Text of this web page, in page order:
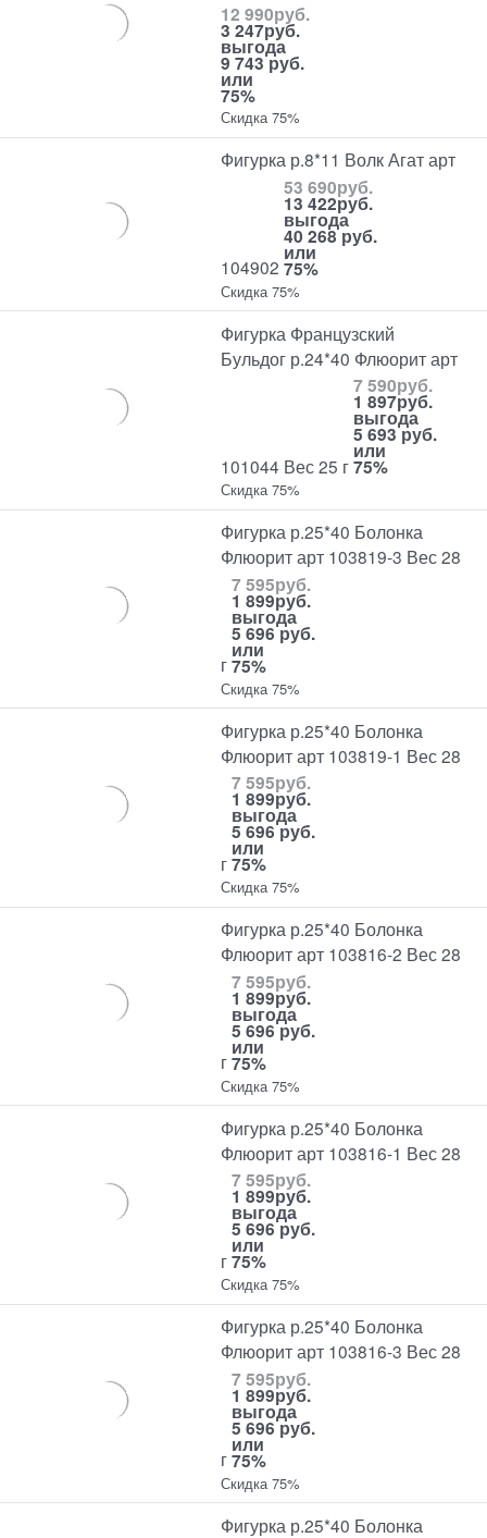
12 990руб.
3 247руб.
выгода
9 743 руб.
или
75%
Скидка 75%
Фигурка р.8*11 Волк Агат арт
104902
53 690руб.
13 422руб.
выгода
40 268 руб.
или
75%
Скидка 75%
Фигурка Французский
Бульдог р.24*40 Флюорит арт
101044 Вес 25 г
7 590руб.
1 897руб.
выгода
5 693 руб.
или
75%
Скидка 75%
Фигурка р.25*40 Болонка
Флюорит арт 103819-3 Вес 28
г
7 595руб.
1 899руб.
выгода
5 696 руб.
или
75%
Скидка 75%
Фигурка р.25*40 Болонка
Флюорит арт 103819-1 Вес 28
г
7 595руб.
1 899руб.
выгода
5 696 руб.
или
75%
Скидка 75%
Фигурка р.25*40 Болонка
Флюорит арт 103816-2 Вес 28
г
7 595руб.
1 899руб.
выгода
5 696 руб.
или
75%
Скидка 75%
Фигурка р.25*40 Болонка
Флюорит арт 103816-1 Вес 28
г
7 595руб.
1 899руб.
выгода
5 696 руб.
или
75%
Скидка 75%
Фигурка р.25*40 Болонка
Флюорит арт 103816-3 Вес 28
г
7 595руб.
1 899руб.
выгода
5 696 руб.
или
75%
Скидка 75%
Фигурка р.25*40 Болонка